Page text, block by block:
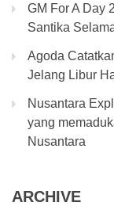
GM For A Day
Santika
Agoda
Jelang Libur
Nusantara
yang
Nusantara
ARCHIVE